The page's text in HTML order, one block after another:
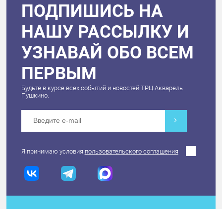
ПОДПИШИСЬ НА
НАШУ РАССЫЛКУ И
УЗНАВАЙ ОБО ВСЕМ
ПЕРВЫМ
Будьте в курсе всех событий и новостей ТРЦ Акварель
Пушкино.
Я принимаю условия пользовательского соглашения